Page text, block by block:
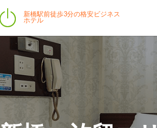
新橋駅前徒歩3分の格安ビジネス
ホテル